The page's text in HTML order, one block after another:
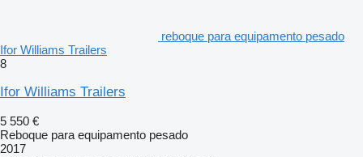
reboque para equipamento pesado
Ifor Williams Trailers
8
Ifor Williams Trailers
5 550 €
Reboque para equipamento pesado
2017